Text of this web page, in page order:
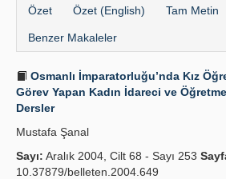
Özet Özet (English) Tam Metin
Benzer Makaleler
Osmanlı İmparatorluğu’nda Kız
Görev Yapan Kadın İdareci ve
Dersler
Mustafa Şanal
Sayı: Aralık 2004, Cilt 68 - Sayı 253
10.37879/belleten.2004.649